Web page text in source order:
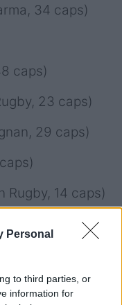
Personal
to third parties, or
information for
34 caps)
caps)
23 caps)
29 caps)
Rugby, 14 caps)
Rugby, 14
15 caps)